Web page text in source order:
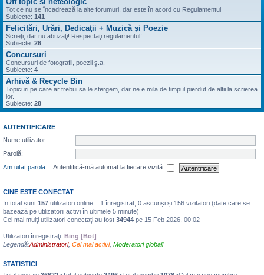
Tot ce nu se încadrează la alte forumuri, dar este în acord cu Regulamentul
Subiecte: 141
Felicitări, Urări, Dedicaţii + Muzică şi Poezie
Scrieţi, dar nu abuzaţi! Respectaţi regulamentul!
Subiecte: 26
Concursuri
Concursuri de fotografii, poezii ş.a.
Subiecte: 4
Arhivă & Recycle Bin
Topicuri pe care ar trebui sa le stergem, dar ne e mila de timpul pierdut de altii la scrierea
lor.
Subiecte: 28
AUTENTIFICARE
Nume utilizator:
Parolă:
Am uitat parola
Autentifică-mă automat la fiecare vizită
CINE ESTE CONECTAT
In total sunt 157 utilizatori online :: 1 înregistrat, 0 ascunși și 156 vizitatori (date care se
bazează pe utilizatorii activi în ultimele 5 minute)
Cei mai mulţi utilizatori conectaţi au fost 34944 pe 15 Feb 2026, 00:02
Utilizatori înregistraţi: Bing [Bot]
Legendă:Administratori, Cei mai activi, Moderatori globali
STATISTICI